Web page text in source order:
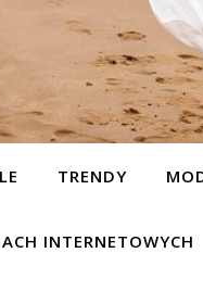
TRENDY
INTERNETOWYCH